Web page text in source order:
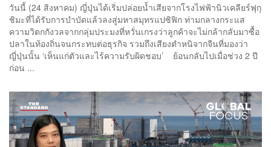
วันนี้ (24 สิงหาคม) ญี่ปุ่นได้เริ่มปล่อยน้ำเสียจากโรงไฟฟ้านิวเคลียร์ฟุกุ
ชิมะที่ได้รับการบำบัดแล้วลงสู่มหาสมุทรแปซิฟิก ท่ามกลางกระแส
ความวิตกกังวลจากกลุ่มประมงที่หวั่นเกรงว่าลูกค้าจะไม่กล้ากลับมาซื้อ
ปลาในท้องถิ่นจนกระทบต่อธุรกิจ รวมถึงเสียงตำหนิจากจีนที่มองว่า
ญี่ปุ่นนั้น ‘เห็นแก่ตัวและไร้ความรับผิดชอบ’ ย้อนกลับไปเมื่อช่วง 2 ปี
ก่อน ...